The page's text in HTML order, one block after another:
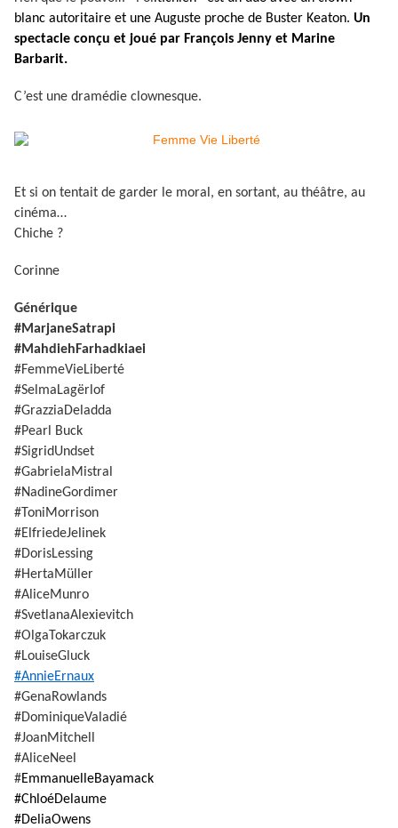
blanc autoritaire et une Auguste proche de Buster Keaton. Un
spectacle conçu et joué par François Jenny et Marine
Barbarit.
C’est une dramédie clownesque.
Et si on tentait de garder le moral, en sortant, au théâtre, au
cinéma…
Chiche ?
Corinne
Générique
#MarjaneSatrapi
#MahdiehFarhadkiaei
#FemmeVieLiberté
#SelmaLagërlof
#GrazziaDeladda
#Pearl Buck
#SigridUndset
#GabrielaMistral
#NadineGordimer
#ToniMorrison
#ElfriedeJelinek
#DorisLessing
#HertaMüller
#AliceMunro
#SvetlanaAlexievitch
#OlgaTokarczuk
#LouiseGluck
#AnnieErnaux
#GenaRowlands
#DominiqueValadié
#JoanMitchell
#AliceNeel
#EmmanuelleBayamack
#ChloéDelaume
#DeliaOwens